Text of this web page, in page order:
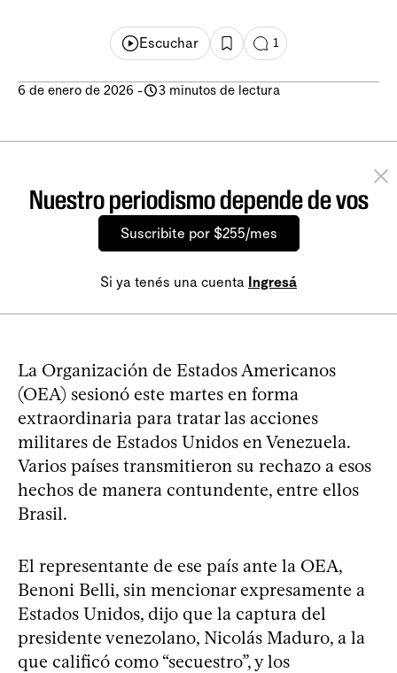
Escuchar 1
6 de enero de 2026 - 3 minutos de lectura
Nuestro periodismo depende de vos
Suscribite por $255/mes
Si ya tenés una cuenta Ingresá
La Organización de Estados Americanos
(OEA) sesionó este martes en forma
extraordinaria para tratar las acciones
militares de Estados Unidos en Venezuela.
Varios países transmitieron su rechazo a esos
hechos de manera contundente, entre ellos
Brasil.
El representante de ese país ante la OEA,
Benoni Belli, sin mencionar expresamente a
Estados Unidos, dijo que la captura del
presidente venezolano, Nicolás Maduro, a la
que calificó como “secuestro”, y los